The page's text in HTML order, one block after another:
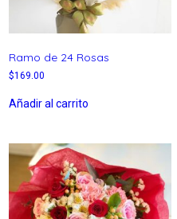
Ramo de 24 Rosas
$169.00
Añadir al carrito